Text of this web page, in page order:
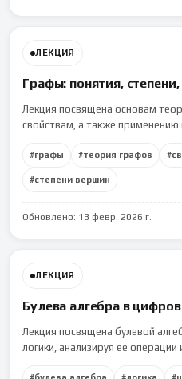
ЛЕКЦИЯ
Графы: понятия, степени,
Лекция посвящена основам
свойствам, а также применению
#графы #теория графов #
#степени вершин
Обновлено: 13 февр. 2026 г.
ЛЕКЦИЯ
Булева алгебра в
Лекция посвящена булевой
логики, анализируя ее операции